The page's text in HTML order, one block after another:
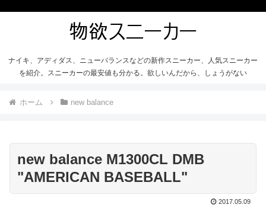
ナイキ、アディダス、ニューバランスなどの新作スニーカー、人気スニーカー
を紹介。スニーカーの最安値も分かる。欲しいんだから、しょうがない
ホーム new balance
new balance M1300CL DMB
"AMERICAN BASEBALL"
2017.05.09